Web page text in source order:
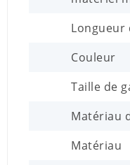
Longueur
Couleur
Taille de
Matériau
Matériau